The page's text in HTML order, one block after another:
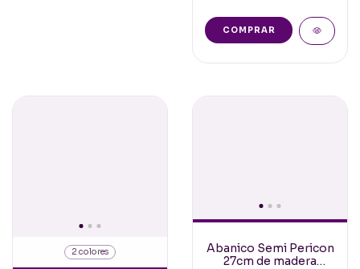
2 colores
Abanico Semi Pericon
27cm de madera